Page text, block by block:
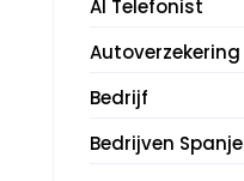
AI Telefonist
Autoverzekering
Bedrijf
Bedrijven Spanje